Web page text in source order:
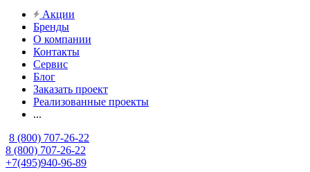
Акции
Бренды
О компании
Контакты
Сервис
Блог
Заказать проект
Реализованные проекты
...
8 (800) 707-26-22
8 (800) 707-26-22
+7(495)940-96-89